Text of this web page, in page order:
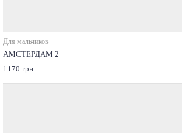
Для мальчиков
АМСТЕРДАМ 2
1170 грн